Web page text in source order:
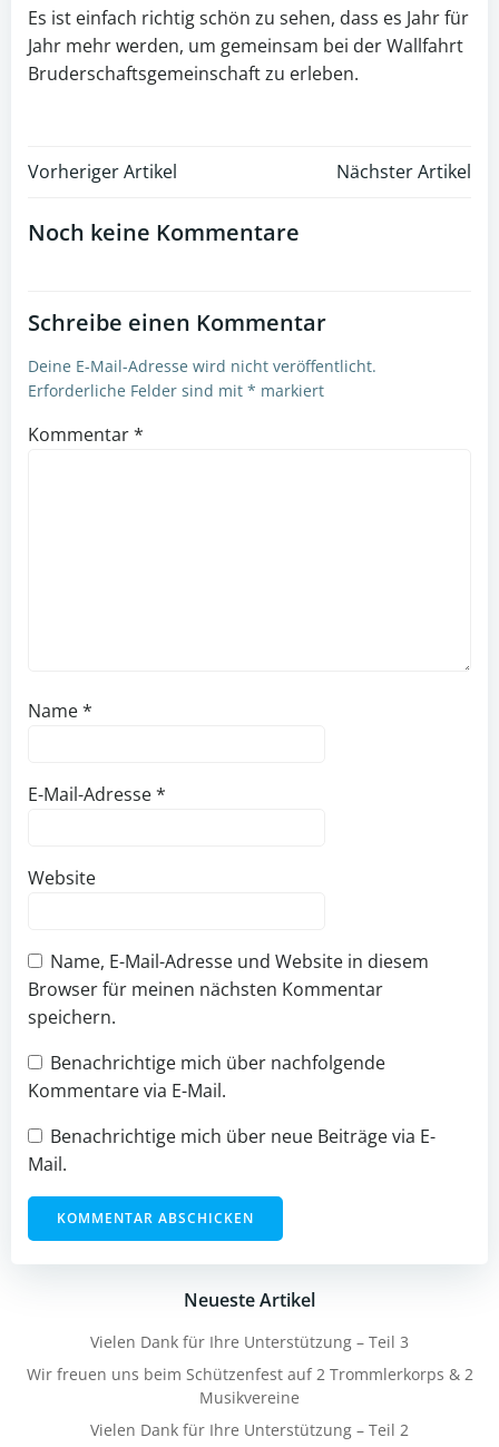
Es ist einfach richtig schön zu sehen, dass es Jahr für
Jahr mehr werden, um gemeinsam bei der Wallfahrt
Bruderschaftsgemeinschaft zu erleben.
Post
navigation
Vorheriger Artikel
Post
navigation
Nächster Artikel
Noch keine Kommentare
Schreibe einen Kommentar
Deine E-Mail-Adresse wird nicht veröffentlicht.
Erforderliche Felder sind mit * markiert
Kommentar*
Name*
E-Mail-Adresse*
Website
Name, E-Mail-Adresse und Website in diesem
Browser für meinen nächsten Kommentar
speichern.
Benachrichtige mich über nachfolgende
Kommentare via E-Mail.
Benachrichtige mich über neue Beiträge via E-
Mail.
Neueste Artikel
Vielen Dank für Ihre Unterstützung – Teil 3
Wir freuen uns beim Schützenfest auf 2 Trommlerkorps & 2
Musikvereine
Vielen Dank für Ihre Unterstützung – Teil 2